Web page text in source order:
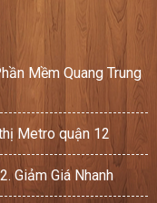
Mềm Quang Trung
Metro quận 12
Giảm Giá Nhanh